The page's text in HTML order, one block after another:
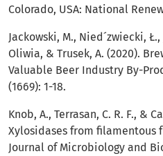
Colorado, USA: National
Jackowski, M., Nied´zwiecki, Ł.,
Oliwia, & Trusek, A. (2020).
Valuable Beer Industry By-
(1669): 1-18.
Knob, A., Terrasan, C. R. F., &
Xylosidases from filamentous
Journal of Microbiology and